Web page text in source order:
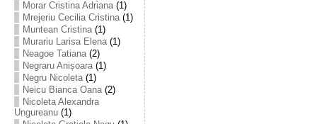
Morar Cristina Adriana(1)
Mrejeriu Cecilia Cristina(1)
Muntean Cristina(1)
Murariu Larisa Elena(1)
Neagoe Tatiana(2)
Negraru Anișoara(1)
Negru Nicoleta(1)
Neicu Bianca Oana(2)
Nicoleta Alexandra
Ungureanu(1)